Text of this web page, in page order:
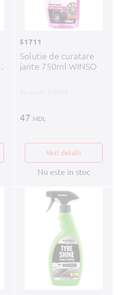
51711
Solutie de curatare
jante 750ml WINSO
47 MDL
Vezi detalii
Nu este în stoc